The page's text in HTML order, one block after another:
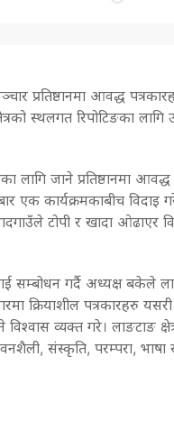
प्रतिष्ठानमा आवद्ध
स्थलगत रिपोटिङका
लागि जाने प्रतिष्ठानमा
एक कार्यक्रमकाबीच विदाइ
टोपी र खादा ओढाएर
सम्बोधन गर्दै अध्यक्ष बकेले
क्रियाशील पत्रकारहरु
व्यक्त गरे। लाङटाङ
संस्कृति, परम्परा, भाषा